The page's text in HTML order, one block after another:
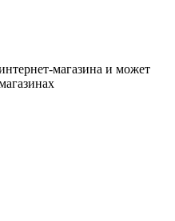
магазина и может